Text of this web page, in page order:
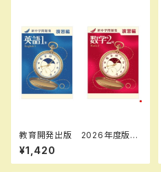
教育開発出版 2026年度版
新中学問題集 英語 中1～3
演習編 各学年（選択くださ
い） 問題集本体と別冊解答つ
¥1,420